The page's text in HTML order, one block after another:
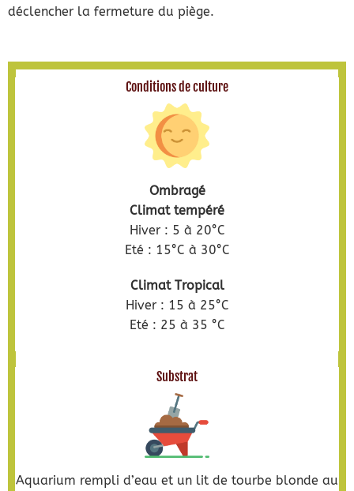
déclencher la fermeture du piège.
Conditions de culture
Ombragé
Climat tempéré
Hiver : 5 à 20°C
Eté : 15°C à 30°C
Climat Tropical
Hiver : 15 à 25°C
Eté : 25 à 35 °C
Substrat
Aquarium rempli d’eau et un lit de tourbe blonde au